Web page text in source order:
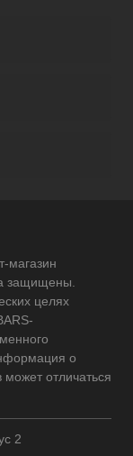
магазин
защищены.
целях
о
может отличаться
2